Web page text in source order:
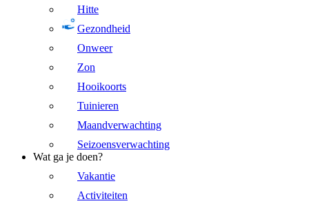
Hitte
Gezondheid
Onweer
Zon
Hooikoorts
Tuinieren
Maandverwachting
Seizoensverwachting
Wat ga je doen?
Vakantie
Activiteiten